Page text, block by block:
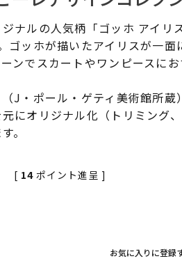
ナルの人気柄「ゴッホ アイリ
ゴッホが描いたアイリスが一面
ンでスカートやワンピースにお
J・ポール・ゲティ美術館所
にオリジナル化（トリミング
。
[ 14 ポイント進呈 ]
お気に入りに登録